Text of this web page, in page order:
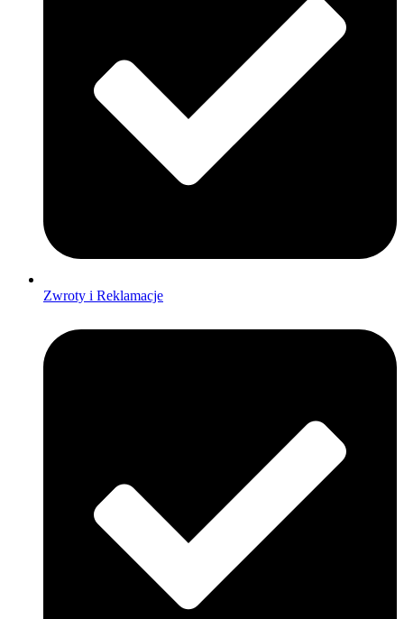
Zwroty i Reklamacje